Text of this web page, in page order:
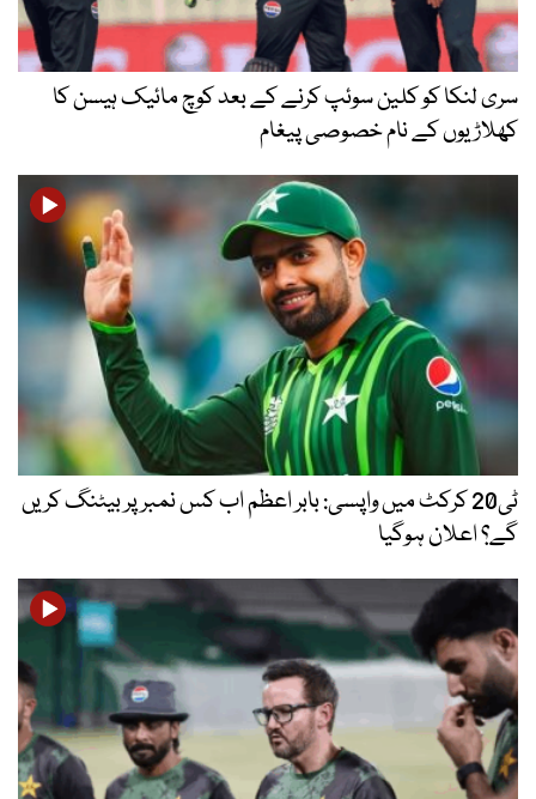
سری لنکا کو کلین سوئپ کرنے کے بعد کوچ مائیک ہیسن کا
کھلاڑیوں کے نام خصوصی پیغام
ٹی20 کرکٹ میں واپسی: بابر اعظم اب کس نمبر پر بیٹنگ کریں
گے؟ اعلان ہوگیا